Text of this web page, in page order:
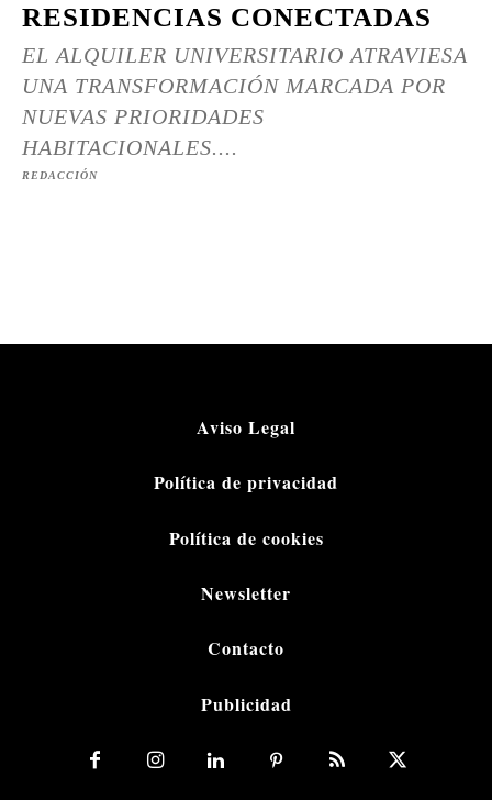
RESIDENCIAS CONECTADAS
EL ALQUILER UNIVERSITARIO ATRAVIESA
UNA TRANSFORMACIÓN MARCADA POR
NUEVAS PRIORIDADES
HABITACIONALES....
REDACCIÓN
Aviso Legal
Política de privacidad
Política de cookies
Newsletter
Contacto
Publicidad